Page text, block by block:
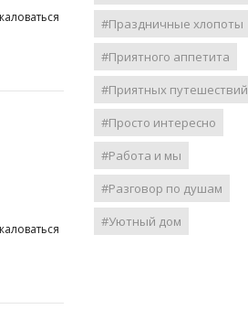
#Праздничные хлопоты
#Приятного аппетита
#Приятных путешествий
#Просто интересно
#Работа и мы
#Разговор по душам
#Уютный дом